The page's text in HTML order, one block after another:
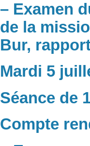
– Examen
de la
Bur,
Mardi 5
Séance de
Compte